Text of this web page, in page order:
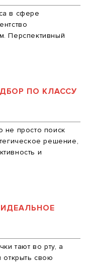
в сфере
Перспективный
ПО КЛАССУ
не просто поиск
решение,
и
тают во рту, а
открыть свою